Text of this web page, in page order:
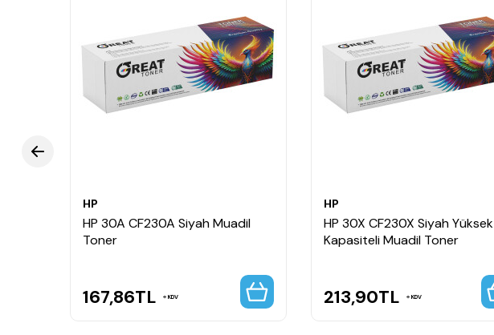
HP
HP 30A CF230A Siyah Muadil
Toner
167,86TL KDV
HP
HP 30X CF230X Siyah Yüksek
Kapasiteli Muadil Toner
213,90TL KDV